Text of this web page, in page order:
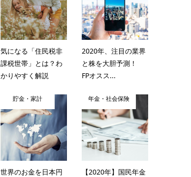
気になる「住民税非
課税世帯」とは？わ
かりやすく解説
2020年、注目の業界
と株を大胆予測！
FPオスス...
貯金・家計
世界のお金を日本円
年金・社会保険
【2020年】国民年金